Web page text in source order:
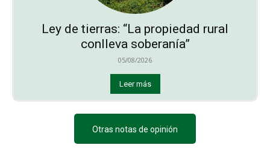
Ley de tierras: “La propiedad rural
conlleva soberanía”
05/08/2026
Leer más
Otras notas de opinión